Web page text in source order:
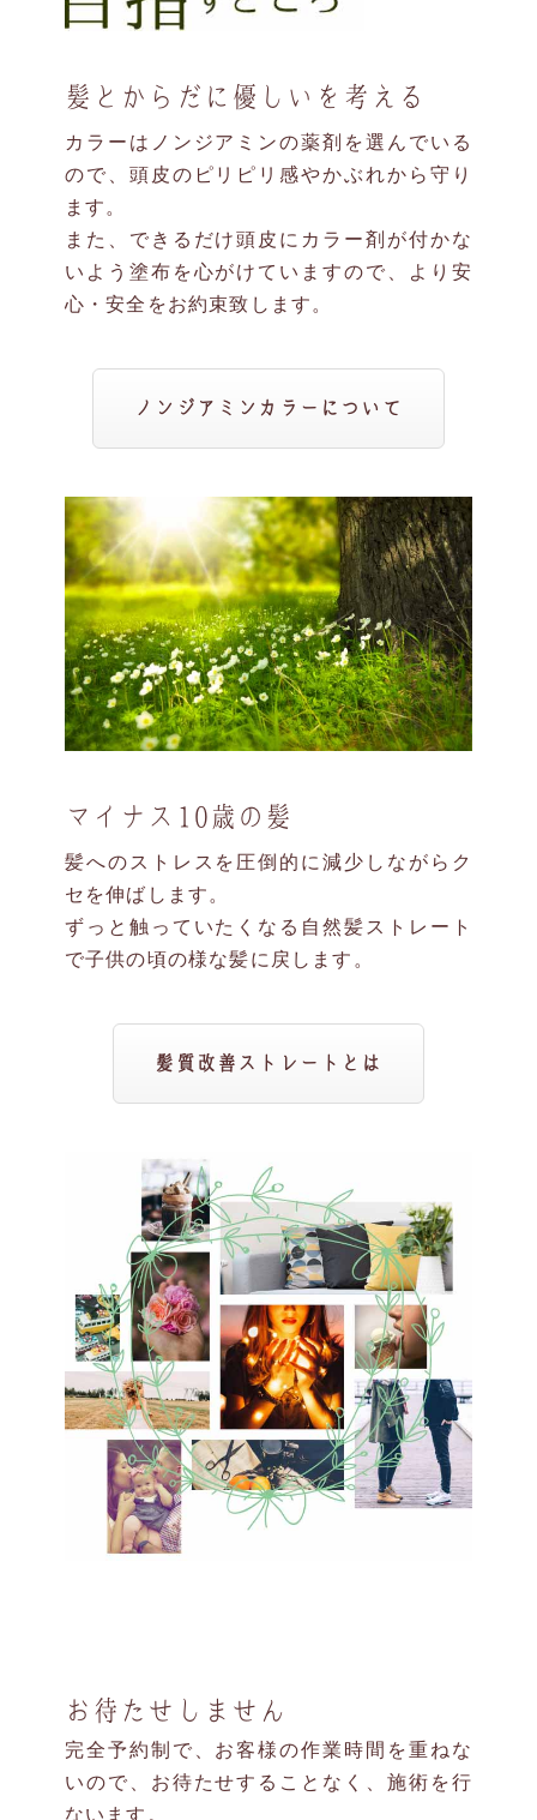
髪とからだに優しいを考える
カラーはノンジアミンの薬剤を選んでいる
ので、頭皮のピリピリ感やかぶれから守り
ます。
また、できるだけ頭皮にカラー剤が付かな
いよう塗布を心がけていますので、より安
心・安全をお約束致します。
ノンジアミンカラーについて
マイナス10歳の髪
髪へのストレスを圧倒的に減少しながらク
セを伸ばします。
ずっと触っていたくなる自然髪ストレート
で子供の頃の様な髪に戻します。
髪質改善ストレートとは
お待たせしません
完全予約制で、お客様の作業時間を重ねな
いので、お待たせすることなく、施術を行
ないます。